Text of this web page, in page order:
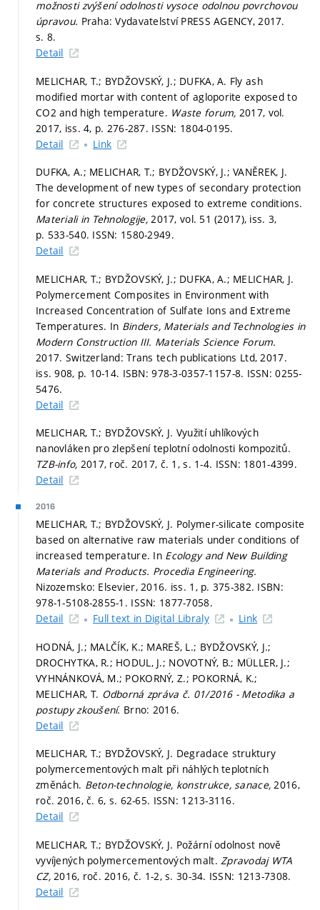
možnosti zvýšení odolnosti vysoce odolnou povrchovou
úpravou. Praha: Vydavatelství PRESS AGENCY, 2017.
s. 8.
Detail
MELICHAR, T.; BYDŽOVSKÝ, J.; DUFKA, A. Fly ash
modified mortar with content of agloporite exposed to
CO2 and high temperature. Waste forum, 2017, vol.
2017, iss. 4, p. 276-287. ISSN: 1804-0195.
Detail
Link
DUFKA, A.; MELICHAR, T.; BYDŽOVSKÝ, J.; VANĚREK, J.
The development of new types of secondary protection
for concrete structures exposed to extreme conditions.
Materiali in Tehnologije,2017, vol. 51 (2017), iss. 3,
p. 533-540. ISSN: 1580-2949.
Detail
MELICHAR, T.; BYDŽOVSKÝ, J.; DUFKA, A.; MELICHAR, J.
Polymercement Composites in Environment with
Increased Concentration of Sulfate Ions and Extreme
Temperatures. In Binders, Materials and Technologies in
Modern Construction III. Materials Science Forum.
2017. Switzerland: Trans tech publications Ltd, 2017.
iss. 908, p. 10-14. ISBN: 978-3-0357-1157-8. ISSN: 0255-
5476.
Detail
MELICHAR, T.; BYDŽOVSKÝ, J. Využití uhlíkových
nanovláken pro zlepšení teplotní odolnosti kompozitů.
TZB-info, 2017, roč. 2017, č. 1,s. 1-4. ISSN: 1801-4399.
Detail
2016
MELICHAR, T.; BYDŽOVSKÝ, J. Polymer-silicate composite
based on alternative raw materials under conditions of
increased temperature. In Ecology and New Building
Materials and Products. Procedia Engineering.
Nizozemsko: Elsevier, 2016. iss. 1, p. 375-382. ISBN:
978-1-5108-2855-1. ISSN: 1877-7058.
Detail
Full text in Digital Libraly Link
HODNÁ, J.; MALČÍK, K.; MAREŠ, L.; BYDŽOVSKÝ, J.;
DROCHYTKA, R.; HODUL, J.; NOVOTNÝ, B.; MÜLLER, J.;
VYHNÁNKOVÁ, M.; POKORNÝ, Z.; POKORNÁ, K.;
MELICHAR, T. Odborná zpráva č. 01/2016 - Metodika a
postupy zkoušení. Brno: 2016.
Detail
MELICHAR, T.; BYDŽOVSKÝ, J. Degradace struktury
polymercementových malt při náhlých teplotních
změnách. Beton-technologie, konstrukce, sanace,2016,
roč. 2016, č. 6, s. 62-65. ISSN: 1213-3116.
Detail
MELICHAR, T.; BYDŽOVSKÝ, J. Požární odolnost nově
vyvíjených polymercementových malt.Zpravodaj WTA
CZ,2016, roč. 2016, č. 1-2,s. 30-34. ISSN: 1213-7308.
Detail